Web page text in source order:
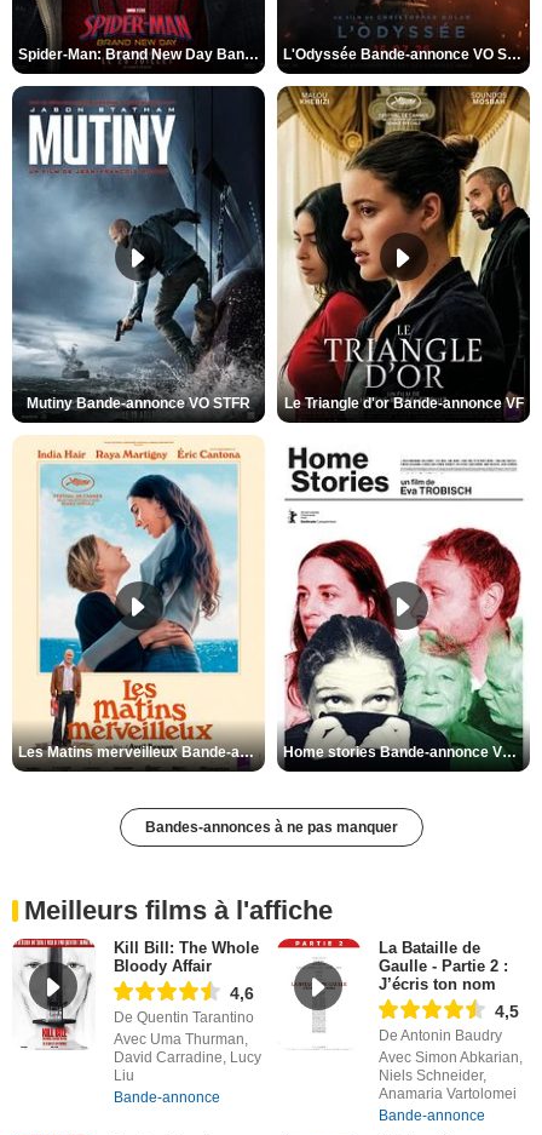
Spider-Man: Brand New Day Bande-annonce VO STFR L'Odyssée Bande-annonce VO STFR
Mutiny Bande-annonce VO STFR Le Triangle d'or Bande-annonce VF
Les Matins merveilleux Bande-annonce VF Home stories Bande-annonce VO STFR
Bandes-annonces à ne pas manquer
Meilleurs films à l'affiche
Kill Bill: The Whole
Bloody Affair
4,6
De Quentin Tarantino
Avec Uma Thurman,
David Carradine, Lucy
Liu
Bande-annonce
La Bataille de
Gaulle - Partie 2 :
J’écris ton nom
4,5
De Antonin Baudry
Avec Simon Abkarian,
Niels Schneider,
Anamaria Vartolomei
Bande-annonce